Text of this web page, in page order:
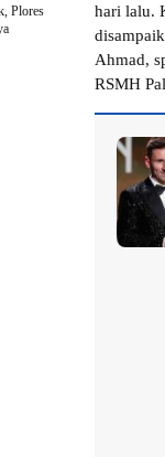
hari lalu.
Ahmad,
RSMH
Plores